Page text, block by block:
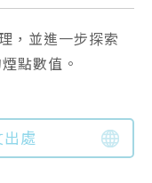
，並進一步探索
點數值。
出處